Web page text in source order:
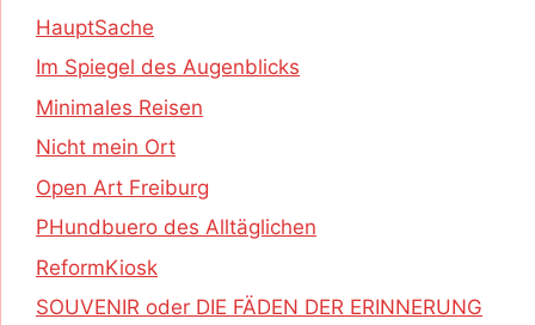
HauptSache
Im Spiegel des Augenblicks
Minimales Reisen
Nicht mein Ort
Open Art Freiburg
PHundbuero des Alltäglichen
ReformKiosk
SOUVENIR oder DIE FÄDEN DER ERINNERUNG